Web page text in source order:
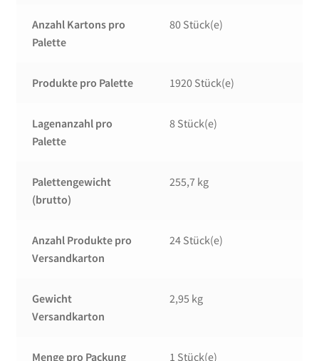
Anzahl Kartons pro
Palette
80 Stück(e)
Produkte pro Palette 1920 Stück(e)
Lagenanzahl pro
Palette
8 Stück(e)
Palettengewicht
(brutto)
255,7 kg
Anzahl Produkte pro
Versandkarton
24 Stück(e)
Gewicht
Versandkarton
2,95 kg
Menge pro Packung 1 Stück(e)